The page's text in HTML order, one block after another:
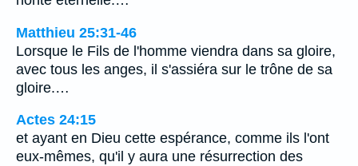
Matthieu 25:31-46
Lorsque le Fils de l'homme viendra dans sa gloire,
avec tous les anges, il s'assiéra sur le trône de sa
gloire.…
Actes 24:15
et ayant en Dieu cette espérance, comme ils l'ont
eux-mêmes, qu'il y aura une résurrection des